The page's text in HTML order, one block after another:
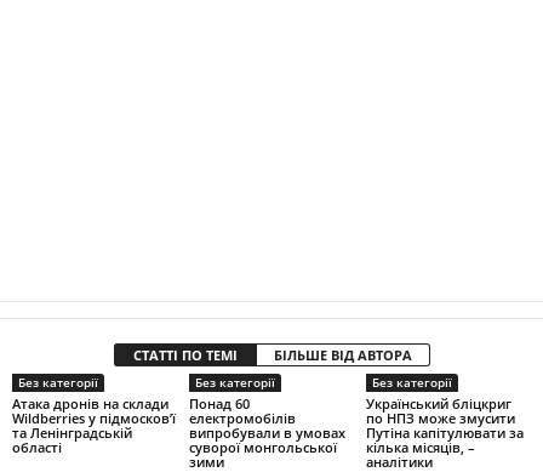
СТАТТІ ПО ТЕМІ БІЛЬШЕ ВІД АВТОРА
Без категорії
Атака дронів на склади
Wildberries у підмосков’ї
та Ленінградській
області
Без категорії
Понад 60
електромобілів
випробували в умовах
суворої монгольської
зими
Без категорії
Український бліцкриг
по НПЗ може змусити
Путіна капітулювати за
кілька місяців, –
аналітики